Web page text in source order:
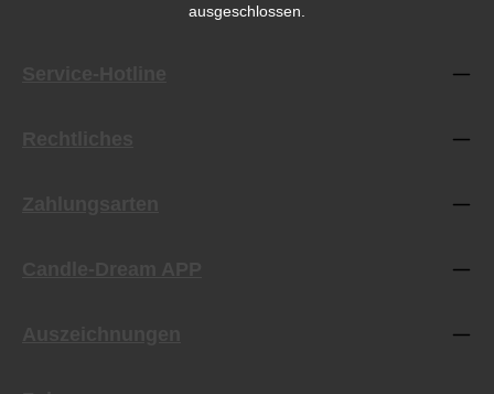
ausgeschlossen.